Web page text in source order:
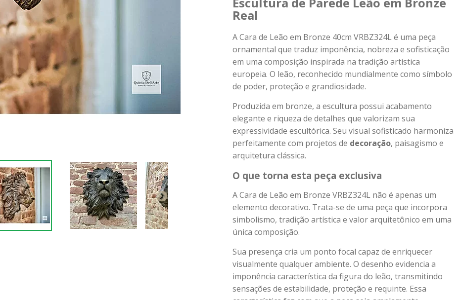
Real
A Cara de Leão em Bronze 40cm VRBZ324L é uma peça
ornamental que traduz imponência, nobreza e sofisticação
em uma composição inspirada na tradição artística
europeia. O leão, reconhecido mundialmente como símbolo
de poder, proteção e grandiosidade.
Produzida em bronze, a escultura possui acabamento
elegante e riqueza de detalhes que valorizam sua
expressividade escultórica. Seu visual sofisticado harmoniza
perfeitamente com projetos de decoração, paisagismo e
arquitetura clássica.
O que torna esta peça exclusiva
A Cara de Leão em Bronze VRBZ324L não é apenas um
elemento decorativo. Trata-se de uma peça que incorpora
simbolismo, tradição artística e valor arquitetônico em uma
única composição.
Sua presença cria um ponto focal capaz de enriquecer
visualmente qualquer ambiente. O desenho evidencia a
imponência característica da figura do leão, transmitindo
sensações de estabilidade, proteção e requinte. Essa